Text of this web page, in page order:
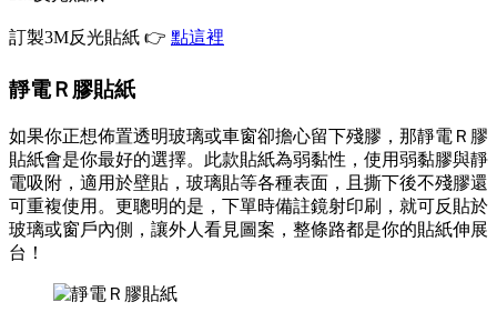
訂製3M反光貼紙 👉 點這裡
靜電Ｒ膠貼紙
如果你正想佈置透明玻璃或車窗卻擔心留下殘膠，那靜電Ｒ膠
貼紙會是你最好的選擇。此款貼紙為弱黏性，使用弱黏膠與靜
電吸附，適用於壁貼，玻璃貼等各種表面，且撕下後不殘膠還
可重複使用。更聰明的是，下單時備註鏡射印刷，就可反貼於
玻璃或窗戶內側，讓外人看見圖案，整條路都是你的貼紙伸展
台！